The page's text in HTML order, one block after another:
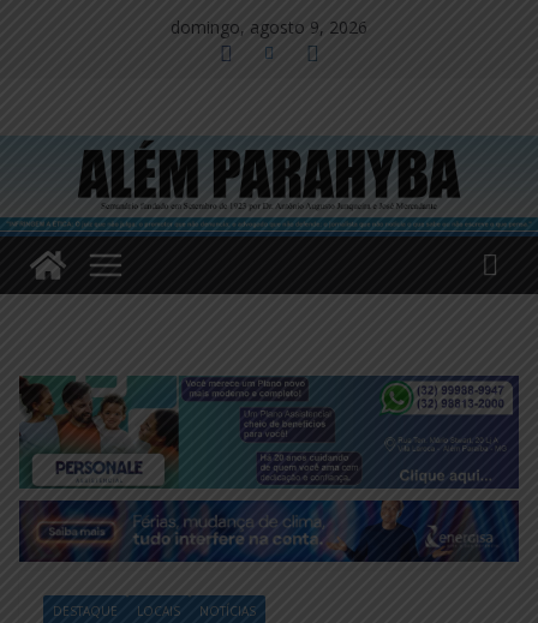
domingo, agosto 9, 2026
DESTAQUE LOCAIS NOTÍCIAS